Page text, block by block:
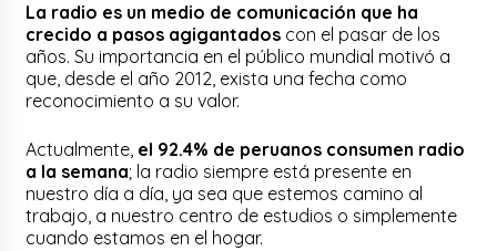
La radio es un medio de comunicación que ha
crecido a pasos agigantados con el pasar de los
años. Su importancia en el público mundial motivó a
que, desde el año 2012, exista una fecha como
reconocimiento a su valor.
Actualmente, el 92.4% de peruanos consumen radio
a la semana; la radio siempre está presente en
nuestro día a día, ya sea que estemos camino al
trabajo, a nuestro centro de estudios o simplemente
cuando estamos en el hogar.